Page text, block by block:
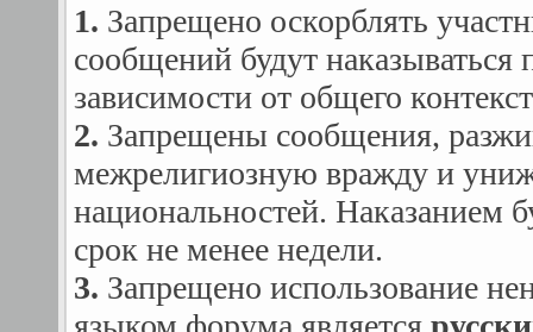
1. Запрещено оскорблять
сообщений будут
зависимости от общего
2. Запрещены сообщения,
межрелигиозную вражду и
национальностей. Наказанием
срок не менее недели.
3. Запрещено использование